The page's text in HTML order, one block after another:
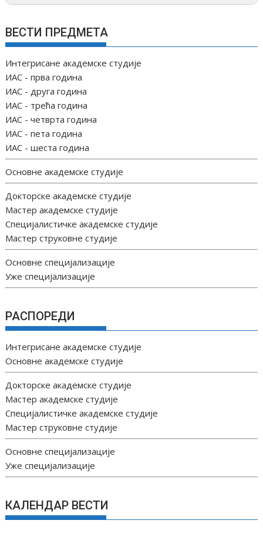
ВЕСТИ ПРЕДМЕТА
Интегрисане академске студије
ИАС - прва година
ИАС - друга година
ИАС - трећа година
ИАС - четврта година
ИАС - пета година
ИАС - шеста година
Основне академске студије
Докторске академске студије
Мастер академске студије
Специјалистичке академске студије
Мастер струковне студије
Основне специјализације
Уже специјализације
РАСПОРЕДИ
Интегрисане академске студије
Основне академске студије
Докторске академске студије
Мастер академске студије
Специјалистичке академске студије
Мастер струковне студије
Основне специјализације
Уже специјализације
КАЛЕНДАР ВЕСТИ